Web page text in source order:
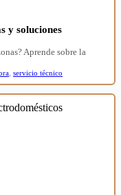
y soluciones
Aprende sobre la
servicio técnico